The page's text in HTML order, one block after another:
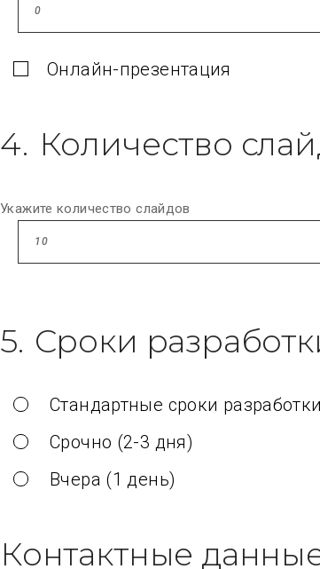
Онлайн-презентация
4. Количество
Укажите количество слайдов
5. Сроки
Стандартные сроки
Срочно (2-3 дня)
Вчера (1 день)
Контактные